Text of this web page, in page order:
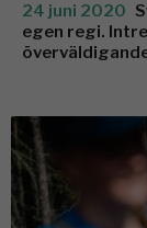
24 juni 2020
egen regi.